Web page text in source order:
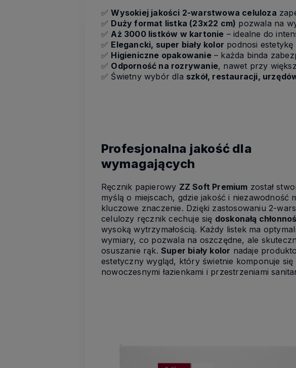
✅ Wysokiej jakości 2-warstwowa celuloza
✅ Duży format listka (23x22 cm) pozwala na
✅ Aż 3000 listków w kartonie – idealne do
✅ Elegancki, super biały kolor podnosi
✅ Higieniczne opakowanie– każda binda
✅ Odporność na rozrywanie, nawet przy
✅ Świetny wybór dla szkół, restauracji,
Profesjonalna jakość dla
wymagających
Ręcznik papierowy ZZ Soft Premium został
myślą o miejscach, gdzie jakość i niezawodność
kluczowe znaczenie. Dzięki zastosowaniu 2-
celulozy ręcznik cechuje się doskonałą
wysoką wytrzymałością. Każdy listek ma
wymiary, co pozwala na oszczędne, ale
osuszanie rąk. Super biały kolor nadaje
estetyczny wygląd, który świetnie komponuje się
nowoczesnymi łazienkami i przestrzeniami